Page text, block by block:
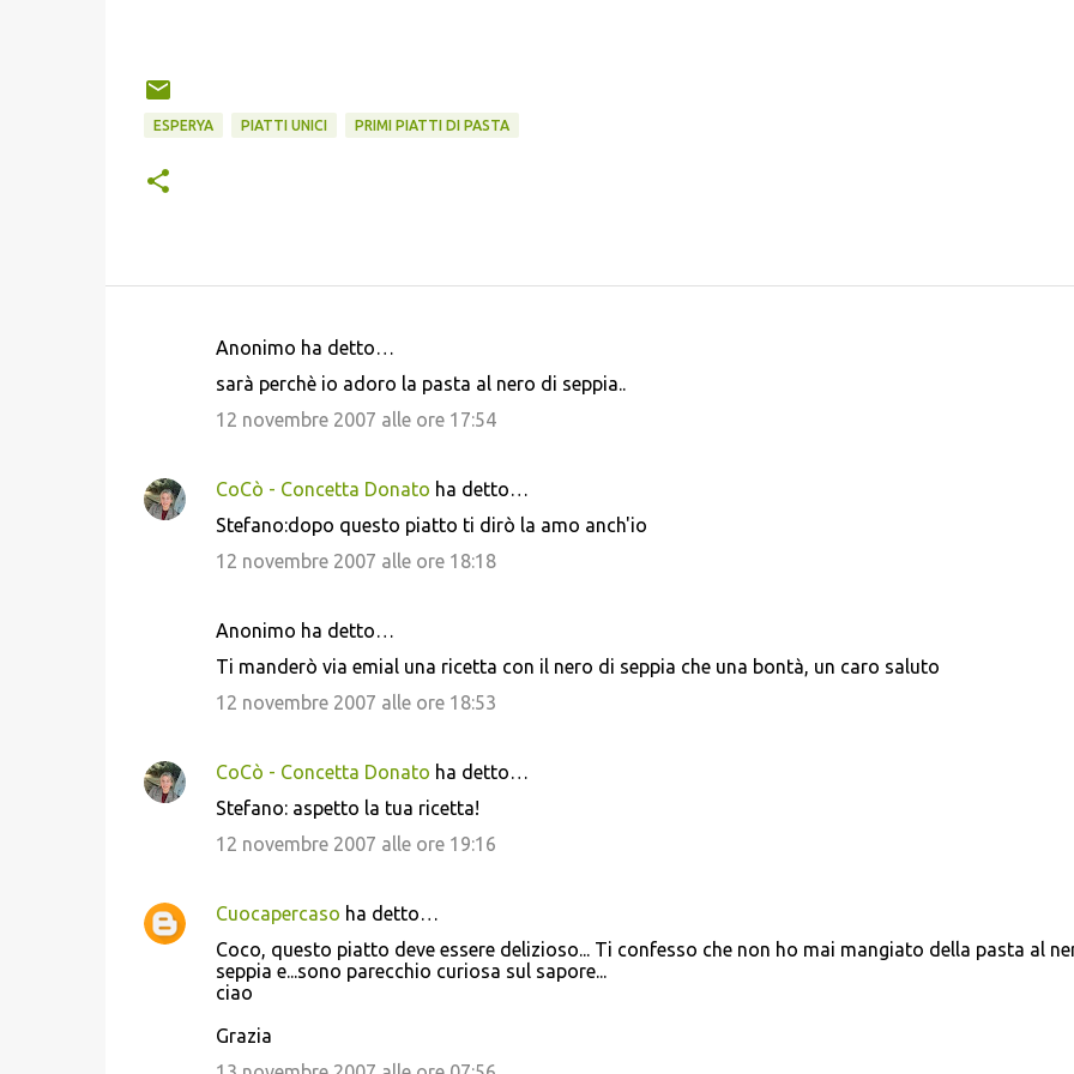
ESPERYA PIATTI UNICI PRIMI PIATTI DI PASTA
e
Anonimo ha detto…
sarà perchè io adoro la pasta al nero di seppia..
12 novembre 2007 alle ore 17:54
CoCò - Concetta Donato ha detto…
Stefano:dopo questo piatto ti dirò la amo anch'io
12 novembre 2007 alle ore 18:18
Anonimo ha detto…
Ti manderò via emial una ricetta con il nero di seppia che una bontà, un caro saluto
12 novembre 2007 alle ore 18:53
CoCò - Concetta Donato ha detto…
Stefano: aspetto la tua ricetta!
12 novembre 2007 alle ore 19:16
Cuocapercaso ha detto…
Coco, questo piatto deve essere delizioso... Ti confesso che non ho mai mangiato della pasta al
seppia e...sono parecchio curiosa sul sapore...
ciao
Grazia